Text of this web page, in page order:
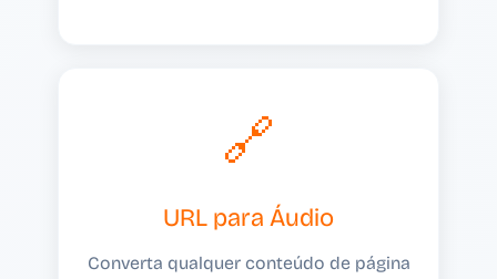
🔗
URL para Áudio
Converta qualquer conteúdo de página